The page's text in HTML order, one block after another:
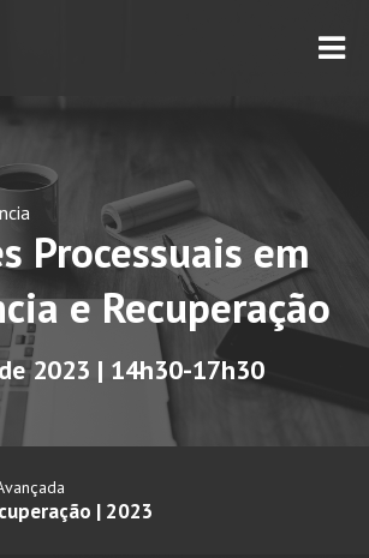
Processuais em
e Recuperação
2023 | 14h30-17h30
| 2023